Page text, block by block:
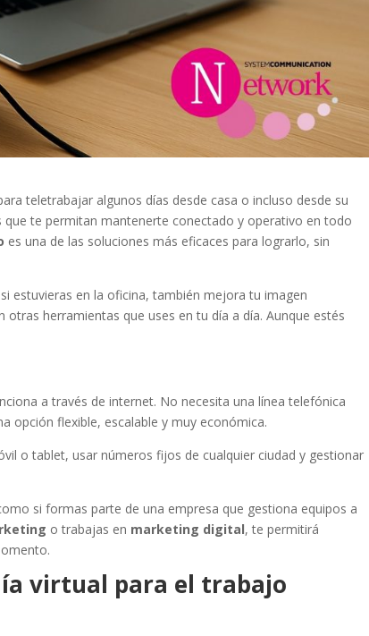
teletrabajar algunos días desde casa o incluso desde su
que te permitan mantenerte conectado y operativo en todo
es una de las soluciones más eficaces para lograrlo, sin
estuvieras en la oficina, también mejora tu imagen
herramientas que uses en tu día a día. Aunque estés
a través de internet. No necesita una línea telefónica
opción flexible, escalable y muy económica.
o tablet, usar números fijos de cualquier ciudad y gestionar
si formas parte de una empresa que gestiona equipos a
o trabajas en marketing digital, te permitirá
virtual para el trabajo